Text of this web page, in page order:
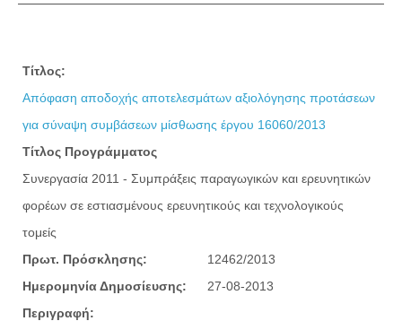
Τίτλος:
Απόφαση αποδοχής αποτελεσμάτων αξιολόγησης προτάσεων
για σύναψη συμβάσεων μίσθωσης έργου 16060/2013
Τίτλος Προγράμματος
Συνεργασία 2011 - Συμπράξεις παραγωγικών και ερευνητικών
φορέων σε εστιασμένους ερευνητικούς και τεχνολογικούς
τομείς
Πρωτ. Πρόσκλησης:
12462/2013
Ημερομηνία Δημοσίευσης:
27-08-2013
Περιγραφή: